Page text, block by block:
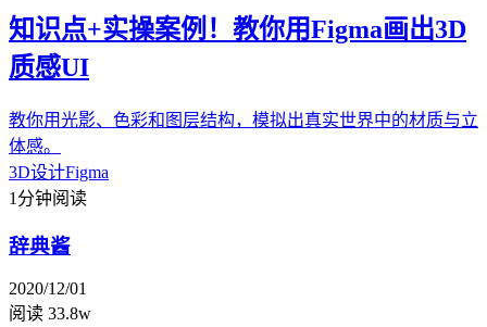
知识点+实操案例！教你用Figma画出3D
质感UI
教你用光影、色彩和图层结构，模拟出真实世界中的材质与立
体感。
3D设计Figma
1分钟阅读
辞典酱
2020/12/01
阅读 33.8w